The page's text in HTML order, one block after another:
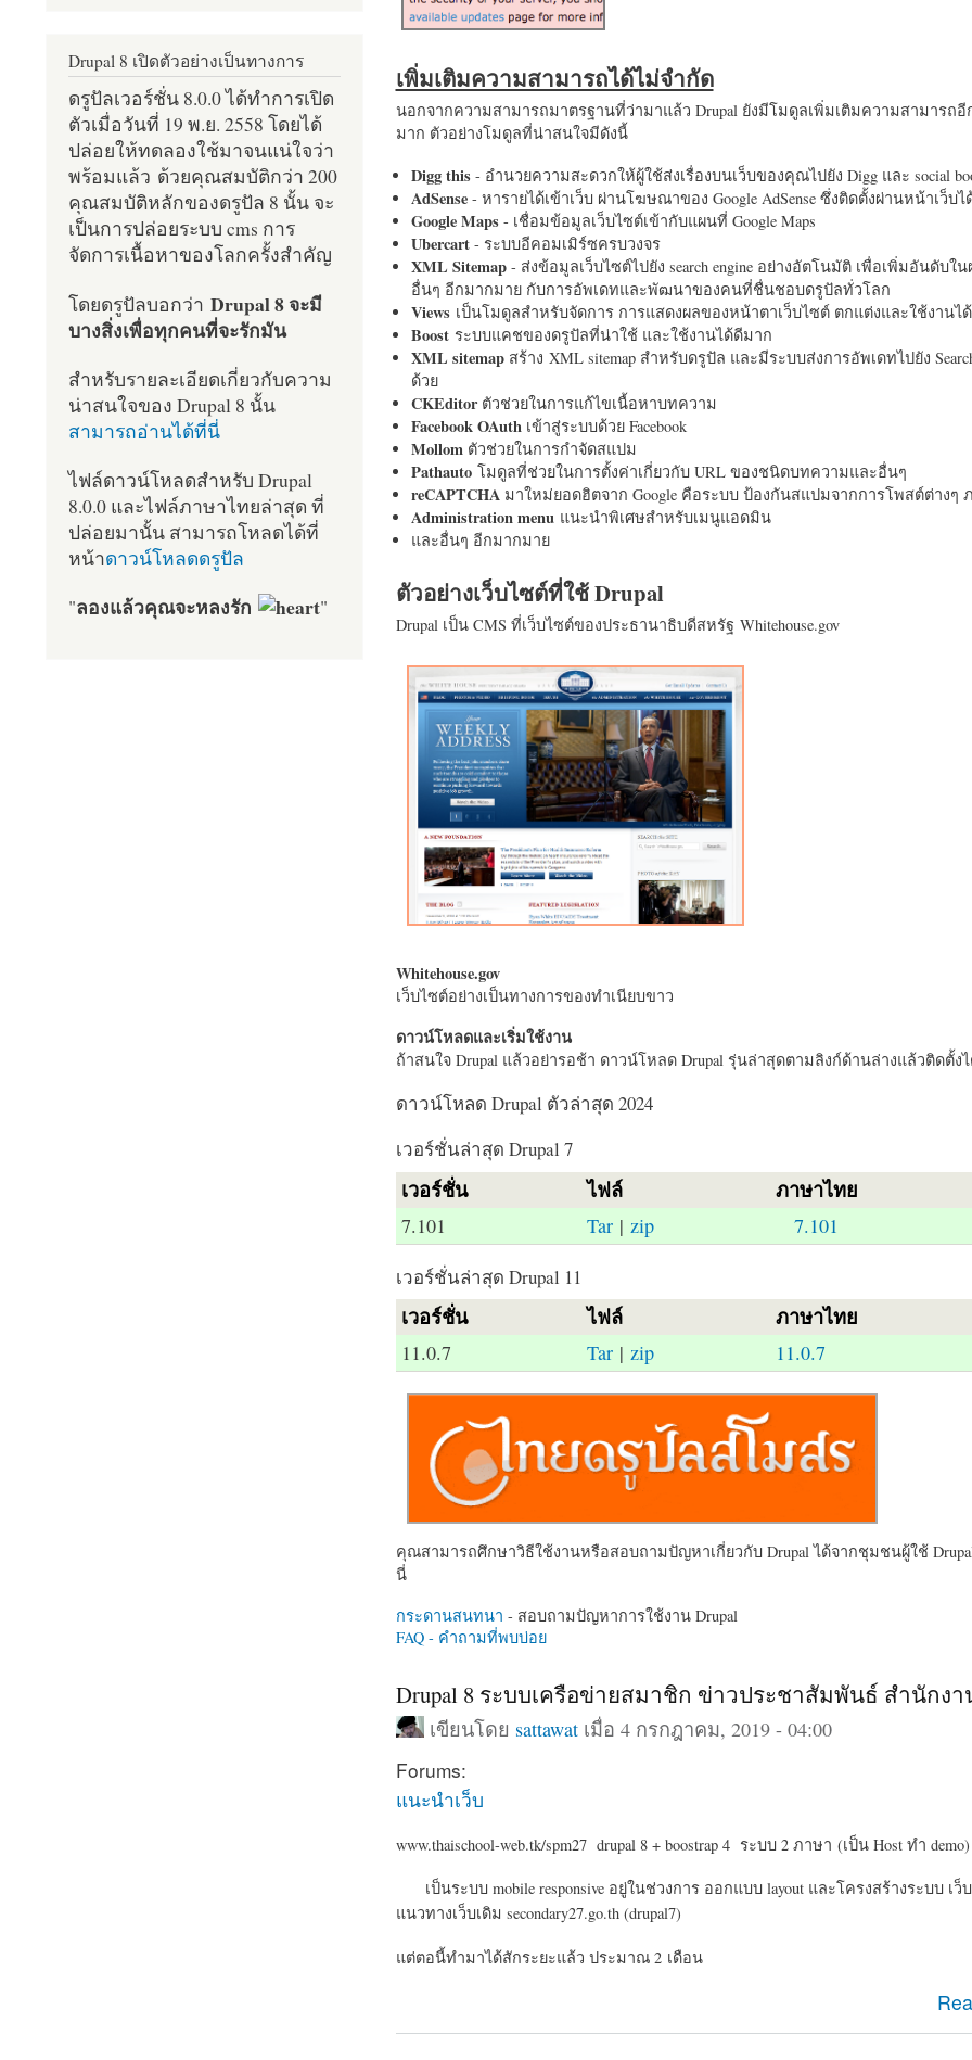
เพิ่มเติมความสามารถได้ไม่จำกัด
นอกจากความสามารถมาตรฐานที่ว่ามาแล้ว Drupal ยังมีโมดูลเพิ่มเติมความสามารถอี
มาก ตัวอย่างโมดูลที่น่าสนใจมีดังนี้
Digg this- อำนวยความสะดวกให้ผู้ใช้ส่งเรื่องบนเว็บของคุณไปยัง Digg และ social
AdSense- หารายได้เข้าเว็บ ผ่านโฆษณาของ Google AdSense ซึ่งติดตั้งผ่านหน้าเว็บไ
Google Maps- เชื่อมข้อมูลเว็บไซต์เข้ากับแผนที่ Google Maps
Ubercart- ระบบอีคอมเมิร์ซครบวงจร
XML Sitemap- ส่งข้อมูลเว็บไซต์ไปยัง search engine อย่างอัตโนมัติ เพื่อเพิ่มอันดับใ
อื่นๆ อีกมากมาย กับการอัพเดทและพัฒนาของคนที่ชื่นชอบดรูปัลทั่วโลก
Views เป็นโมดูลสำหรับจัดการ การแสดงผลของหน้าตาเว็บไซต์ ตกแต่งและใช้งานไ
Boost ระบบแคชของดรูปัลที่น่าใช้ และใช้งานได้ดีมาก
XML sitemapสร้าง XML sitemap สำหรับดรูปัล และมีระบบส่งการอัพเดทไปยัง
ด้วย
CKEditorตัวช่วยในการแก้ไขเนื้อหาบทความ
Facebook OAuth เข้าสู่ระบบด้วย Facebook
Mollom ตัวช่วยในการกำจัดสแปม
Pathautoโมดูลที่ช่วยในการตั้งค่าเกี่ยวกับ URL ของชนิดบทความและอื่นๆ
reCAPTCHA มาใหม่ยอดฮิตจาก Google คือระบบ ป้องกันสแปมจากการโพสต์ต่างๆ
Administration menu แนะนำพิเศษสำหรับเมนูแอดมิน
และอื่นๆ อีกมากมาย
ตัวอย่างเว็บไซต์ที่ใช้ Drupal
Drupal เป็น CMS ที่เว็บไซต์ของประธานาธิบดีสหรัฐ Whitehouse.gov
Whitehouse.gov
เว็บไซต์อย่างเป็นทางการของทำเนียบขาว
ดาวน์โหลดและเริ่มใช้งาน
ถ้าสนใจ Drupal แล้วอย่ารอช้า ดาวน์โหลด Drupal รุ่นล่าสุดตามลิงก์ด้านล่างแล้วติดตั้ง
ดาวน์โหลด Drupal ตัวล่าสุด 2024
เวอร์ชั่นล่าสุด Drupal 7
เวอร์ชั่น ไฟล์ ภาษาไทย
7.101 Tar| zip 7.101
เวอร์ชั่นล่าสุด Drupal 11
เวอร์ชั่น ไฟล์ ภาษาไทย
11.0.7 Tar| zip 11.0.7
คุณสามารถศึกษาวิธีใช้งานหรือสอบถามปัญหาเกี่ยวกับ Drupal ได้จากชุมชนผู้ใช้
นี่
กระดานสนทนา - สอบถามปัญหาการใช้งาน Drupal
FAQ - คำถามที่พบบ่อย
Drupal 8 ระบบเครือข่ายสมาชิก ข่าวประชาสัมพันธ์ สำนักงา
เขียนโดย sattawatเมื่อ 4 กรกฎาคม, 2019 - 04:00
Forums:
แนะนำเว็บ
www.thaischool-web.tk/spm27 drupal 8 + boostrap 4 ระบบ 2 ภาษา (เป็น Host ทำ demo)
เป็นระบบ mobile responsive อยู่ในช่วงการ ออกแบบ layout และโครงสร้างระบบ เ
แนวทางเว็บเดิม secondary27.go.th (drupal7)
แต่ตอนี้ทำมาได้สักระยะแล้ว ประมาณ 2 เดือน
about Drupal 8 ระบบเครือข่ายสมาชิก ข่าวประชาสัมพันธ์ สำนักงานเขต
Drupal 8 เปิดตัวอย่างเป็นทางการ
ดรูปัลเวอร์ชั่น 8.0.0 ได้ทำการเปิด
ตัวเมื่อวันที่ 19 พ.ย. 2558 โดยได้
ปล่อยให้ทดลองใช้มาจนแน่ใจว่า
พร้อมแล้ว ด้วยคุณสมบัติกว่า 200
คุณสมบัติหลักของดรูปัล 8 นั้น จะ
เป็นการปล่อยระบบ cms การ
จัดการเนื้อหาของโลกครั้งสำคัญ
โดยดรูปัลบอกว่า Drupal 8 จะมี
บางสิ่งเพื่อทุกคนที่จะรักมัน
สำหรับรายละเอียดเกี่ยวกับความ
น่าสนใจของ Drupal 8 นั้น
สามารถอ่านได้ที่นี่
ไฟล์ดาวน์โหลดสำหรับ Drupal
8.0.0 และไฟล์ภาษาไทยล่าสุด ที่
ปล่อยมานั้น สามารถโหลดได้ที่
หน้าดาวน์โหลดดรูปัล
"ลองแล้วคุณจะหลงรัก "